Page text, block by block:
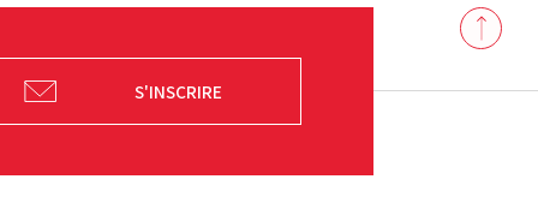
S'INSCRIRE
Back
to
top